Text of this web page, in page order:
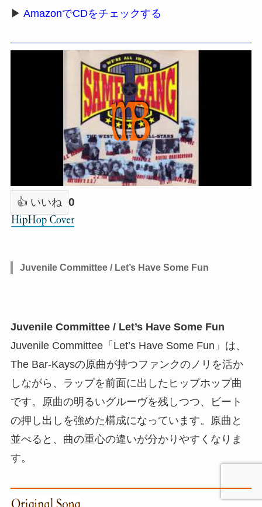
▶ AmazonでCDをチェックする
👍 いいね 0
Juvenile Committee / Let’s Have Some Fun
Juvenile Committee / Let’s Have Some Fun
Juvenile Committee「Let’s Have Some Fun」は、
The Bar-Kaysの原曲が持つファンクのノリを活か
しながら、ラップを前面に出したヒップホップ曲
です。原曲の明るいグルーヴを残しつつ、ビート
の押し出しを強めた構成になっています。原曲と
並べると、曲の重心の違いが分かりやすくなりま
す。